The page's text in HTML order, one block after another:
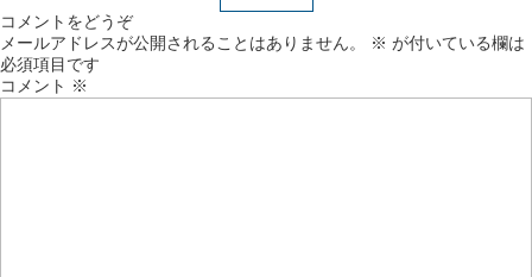
コメントをどうぞ
メールアドレスが公開されることはありません。
※ が付いている欄は
必須項目です
コメント ※